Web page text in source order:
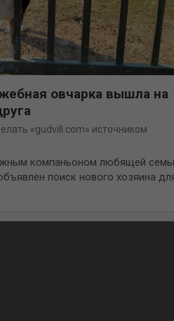
овчарка вышла на
«gudvill.com» источником
компаньоном любящей
поиск нового хозяина